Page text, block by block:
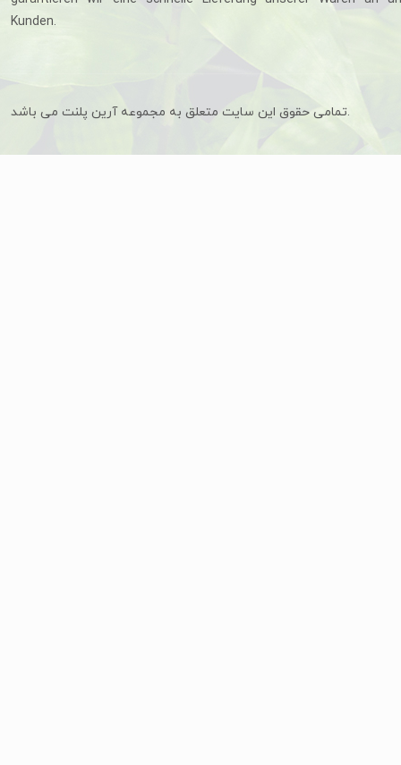
Kunden.
تمامی حقوق این سایت متعلق به مجموعه آرین پلنت می باشد.